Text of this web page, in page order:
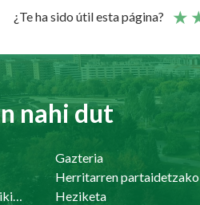
¿Te ha sido útil esta página?
nahi dut
Gazteria
Herritarren partaidetzako
Herritarren segurtasuna eta bizikidetasuna
Heziketa